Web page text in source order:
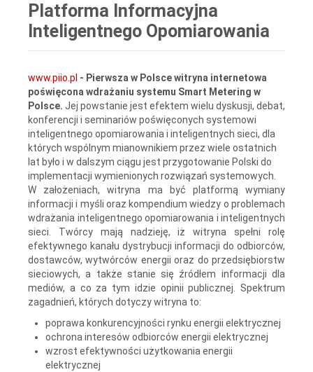
Platforma Informacyjna
Inteligentnego Opomiarowania
www.piio.pl - Pierwsza w Polsce witryna internetowa
poświęcona wdrażaniu systemu Smart Metering w
Polsce. Jej powstanie jest efektem wielu dyskusji, debat,
konferencji i seminariów poświęconych systemowi
inteligentnego opomiarowania i inteligentnych sieci, dla
których wspólnym mianownikiem przez wiele ostatnich
lat było i w dalszym ciągu jest przygotowanie Polski do
implementacji wymienionych rozwiązań systemowych.
W założeniach, witryna ma być platformą wymiany
informacji i myśli oraz kompendium wiedzy o problemach
wdrażania inteligentnego opomiarowania i inteligentnych
sieci. Twórcy mają nadzieję, iż witryna spełni rolę
efektywnego kanału dystrybucji informacji do odbiorców,
dostawców, wytwórców energii oraz do przedsiębiorstw
sieciowych, a także stanie się źródłem informacji dla
mediów, a co za tym idzie opinii publicznej. Spektrum
zagadnień, których dotyczy witryna to:
poprawa konkurencyjności rynku energii elektrycznej
ochrona interesów odbiorców energii elektrycznej
wzrost efektywności użytkowania energii
elektrycznej